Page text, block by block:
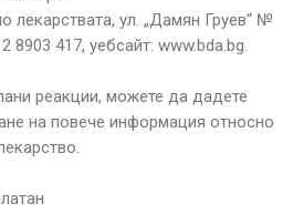
лекарствата, ул. „Дамян Груев“ №
8903 417, уебсайт: www.bda.bg.
реакции, можете да дадете
на повече информация относно